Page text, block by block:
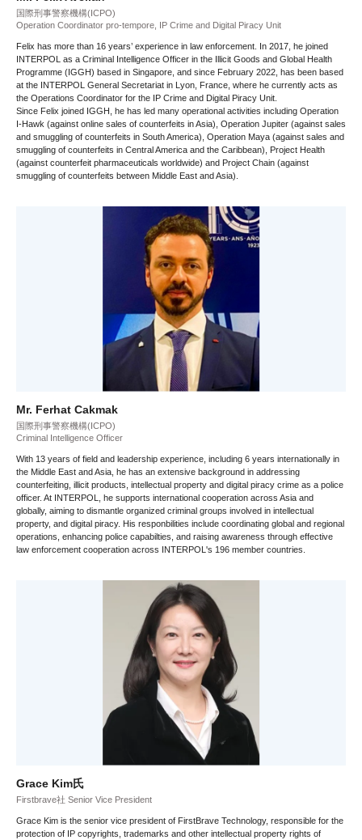
国際刑事警察機構(ICPO)
Operation Coordinator pro-tempore, IP Crime and Digital Piracy Unit
Felix has more than 16 years’ experience in law enforcement. In 2017, he joined
INTERPOL as a Criminal Intelligence Officer in the Illicit Goods and Global Health
Programme (IGGH) based in Singapore, and since February 2022, has been based
at the INTERPOL General Secretariat in Lyon, France, where he currently acts as
the Operations Coordinator for the IP Crime and Digital Piracy Unit.
Since Felix joined IGGH, he has led many operational activities including Operation
I-Hawk (against online sales of counterfeits in Asia), Operation Jupiter (against sales
and smuggling of counterfeits in South America), Operation Maya (against sales and
smuggling of counterfeits in Central America and the Caribbean), Project Health
(against counterfeit pharmaceuticals worldwide) and Project Chain (against
smuggling of counterfeits between Middle East and Asia).
Mr. Ferhat Cakmak
国際刑事警察機構(ICPO)
Criminal Intelligence Officer
With 13 years of field and leadership experience, including 6 years internationally in
the Middle East and Asia, he has an extensive background in addressing
counterfeiting, illicit products, intellectual property and digital piracy crime as a police
officer. At INTERPOL, he supports international cooperation across Asia and
globally, aiming to dismantle organized criminal groups involved in intellectual
property, and digital piracy. His responbilities include coordinating global and regional
operations, enhancing police capabilties, and raising awareness through effective
law enforcement cooperation across INTERPOL's 196 member countries.
Grace Kim氏
Firstbrave社 Senior Vice President
Grace Kim is the senior vice president of FirstBrave Technology, responsible for the
protection of IP copyrights, trademarks and other intellectual property rights of